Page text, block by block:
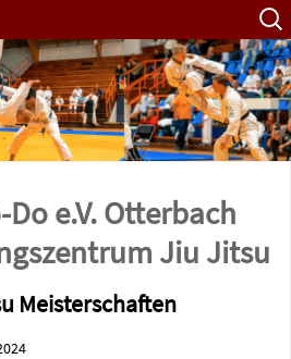
Suche
nach:
e.V. Otterbach
Jiu Jitsu
Meisterschaften